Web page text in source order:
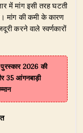
में मांग इसी तरह घटती
मांग की कमी के कारण
करने वाले स्वर्णकारों
पुरस्कार 2026 की
35 आंगनबाड़ी